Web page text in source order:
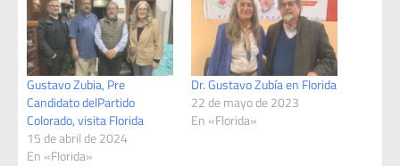
Gustavo Zubia, Pre
Candidato delPartido
Colorado, visita Florida
15 de abril de 2024
En «Florida»
Dr. Gustavo Zubía en Florida
22 de mayo de 2023
En «Florida»